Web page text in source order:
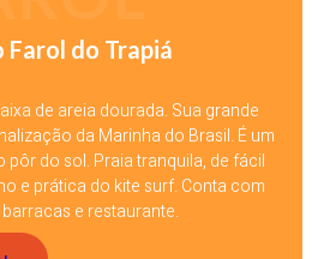
Farol do Trapiá
de areia dourada. Sua grande
da Marinha do Brasil. É um
do sol. Praia tranquila, de fácil
e prática do kite surf. Conta com
e restaurante.